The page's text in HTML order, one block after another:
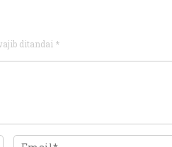
ditandai *